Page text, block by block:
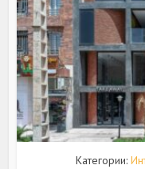
Категории: